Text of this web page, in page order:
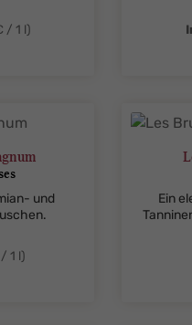
/ 1 l)
und
1 l)
Ein